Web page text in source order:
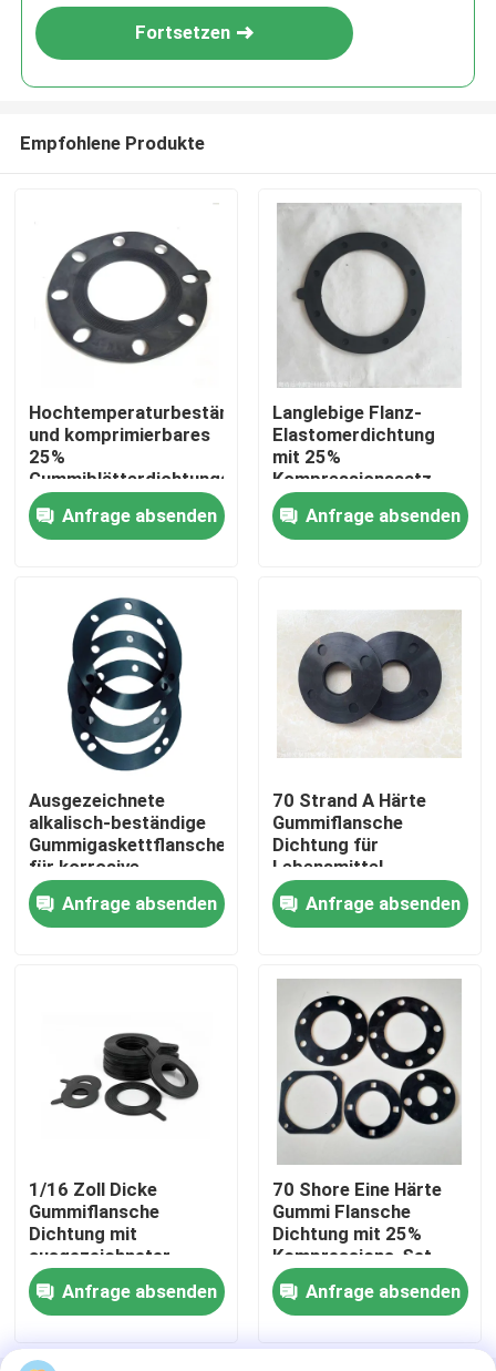
Zu Hause
Produkte
Über uns
Neuigkeiten
Bitte um ein Angebot
Gummimembrandichtungen
Ventil-Gummimembran
Fortsetzen
Empfohlene Produkte
Hochtemperaturbeständiges
und komprimierbares
25%
Gummiblätterdichtungsset
für Industrie
Anfrage absenden
Langlebige Flanz-
Elastomerdichtung
mit 25%
Kompressionssatz
und ausgezeichneter
Alkalibeständigkeit
Anfrage absenden
Ausgezeichnete
alkalisch-beständige
Gummigaskettflansche
für korrosive
Umgebungen in der
chemischen
Verarbeitung
Anfrage absenden
70 Strand A Härte
Gummiflansche
Dichtung für
Lebensmittel
Umgebung 1/16 Zoll
DickeAnfrage absenden
1/16 Zoll Dicke
Gummiflansche
Dichtung mit
ausgezeichneter
chemischer
Beständigkeit und
Flansche
Anfrage absenden
70 Shore Eine Härte
Gummi Flansche
Dichtung mit 25%
Kompressions-Set
und verschiedene
GrößenAnfrage absenden